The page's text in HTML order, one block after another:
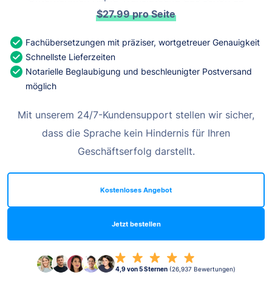
$27.99pro Seite
Fachübersetzungen mit präziser, wortgetreuer Genauigkeit
Schnellste Lieferzeiten
Notarielle Beglaubigung und beschleunigter Postversand
möglich
Mit unserem 24/7-Kundensupport stellen wir sicher,
dass die Sprache kein Hindernis für Ihren
Geschäftserfolg darstellt.
Jetzt bestellen
Kostenloses Angebot
4,9 von 5 Sternen (26,937 Bewertungen)